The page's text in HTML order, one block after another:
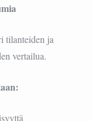
tilanteiden ja
vertailua.